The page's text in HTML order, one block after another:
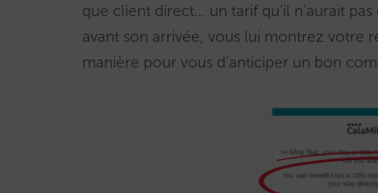
que client direct… un tarif qu’il n’aurait
avant son arrivée, vous lui montrez votre
manière pour vous d’anticiper un bon